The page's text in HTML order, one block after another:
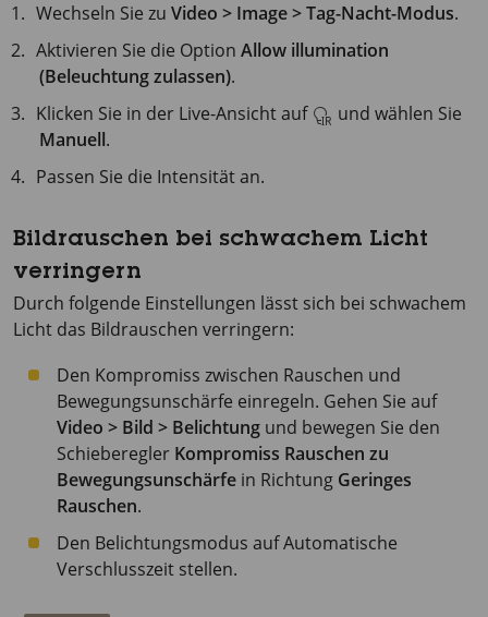
Wechseln Sie zuVideo > Image > Tag-Nacht-Modus.
Aktivieren Sie die OptionAllow illumination
(Beleuchtung zulassen).
Klicken Sie in der Live-Ansicht auf
und wählen Sie
Manuell.
Passen Sie die Intensität an.
Bildrauschen bei schwachem Licht
verringern
Durch folgende Einstellungen lässt sich bei schwachem
Licht das Bildrauschen verringern:
Den Kompromiss zwischen Rauschen und
Bewegungsunschärfe einregeln. Gehen Sie auf
Video > Bild > Belichtung und bewegen Sie den
Schieberegler Kompromiss Rauschen zu
Bewegungsunschärfe in Richtung Geringes
Rauschen.
Den Belichtungsmodus auf Automatische
Verschlusszeit stellen.